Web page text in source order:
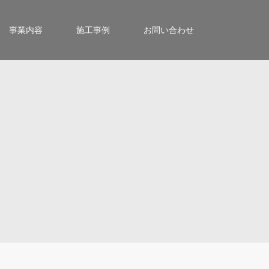
事業内容 施工事例 お問い合わせ